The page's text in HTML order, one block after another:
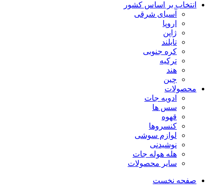
انتخاب بر اساس کشور
آسیای شرقی
اروپا
ژاپن
تایلند
کره جنوبی
ترکیه
هند
چین
محصولات
ادویه جات
سس ها
قهوه
کنسروها
لوازم سوشی
نوشیدنی
هله هوله جات
سایر محصولات
صفحه نخست